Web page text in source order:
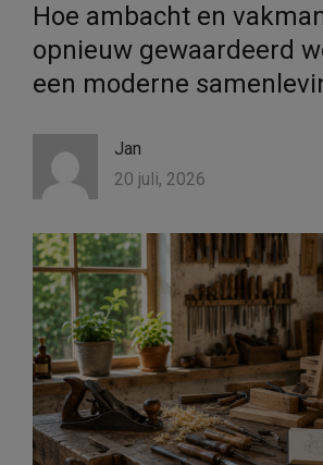
Hoe ambacht en
opnieuw gewaardeerd
een moderne
Jan
20 juli, 2026